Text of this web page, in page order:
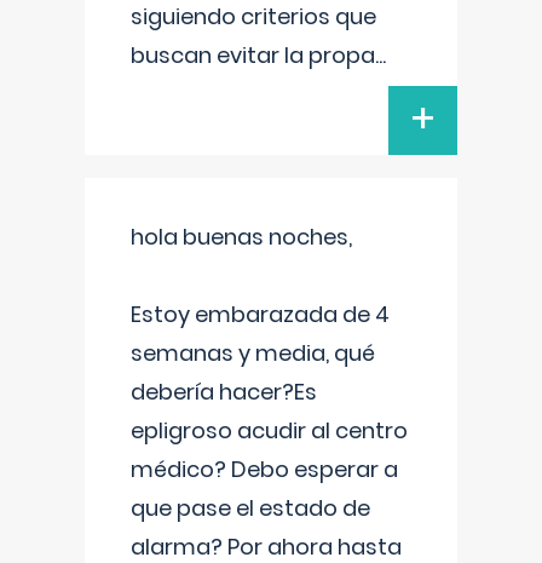
siguiendo criterios que
buscan evitar la propa...
+
hola buenas noches,
Estoy embarazada de 4
semanas y media, qué
debería hacer?Es
epligroso acudir al centro
médico? Debo esperar a
que pase el estado de
alarma? Por ahora hasta